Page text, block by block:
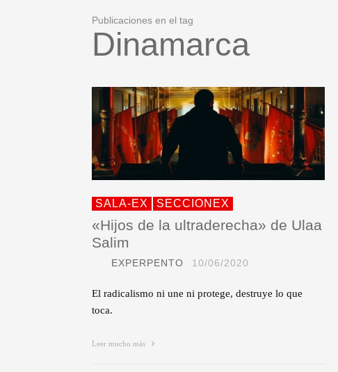
Publicaciones en el tag
Dinamarca
SALA-EX SECCIONEX
«Hijos de la ultraderecha» de Ulaa
Salim
EXPERPENTO 10/06/2020
El radicalismo ni une ni protege, destruye lo que
toca.
Leer mucho más